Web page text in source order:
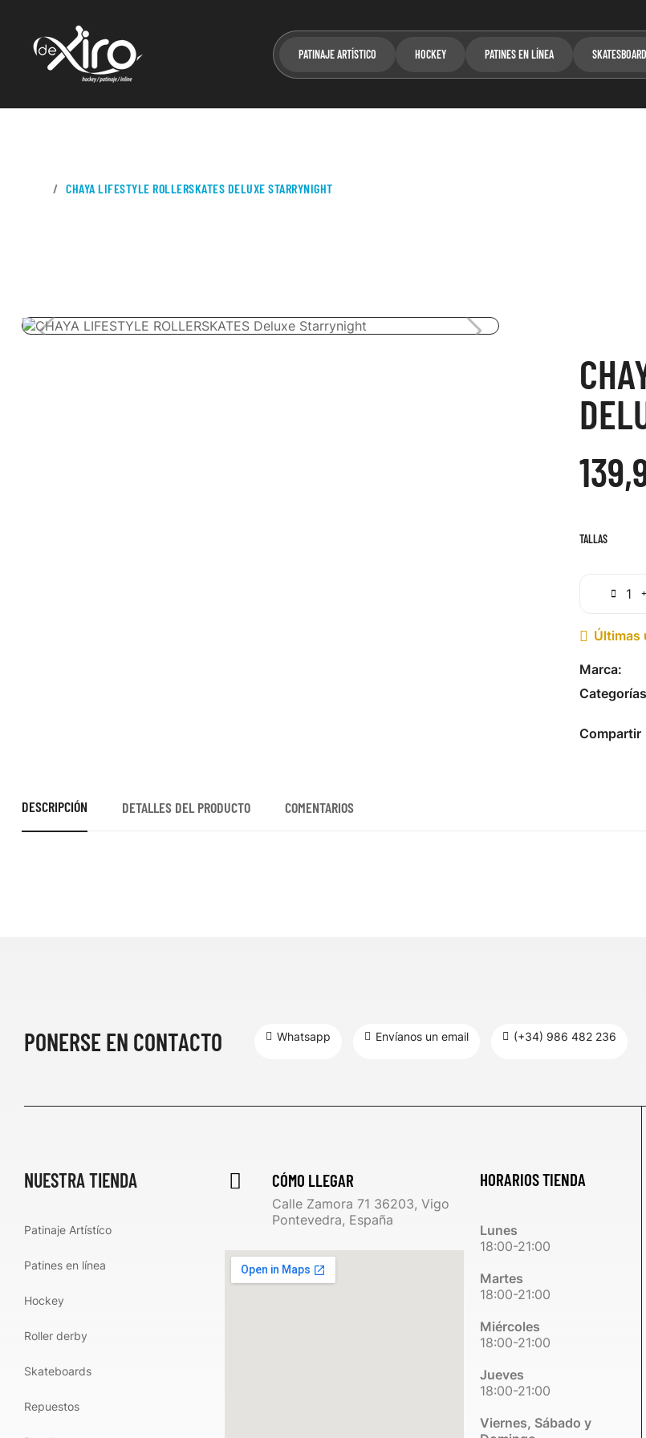
PATINAJE ARTÍSTICO HOCKEY PATINES EN LÍNEA
CHAYA LIFESTYLE ROLLERSKATES DELUXE STARRYNIGHT
TALLAS
 Últimas
Marca:
Compartir
DESCRIPCIÓN DETALLES DEL PRODUCTO COMENTARIOS
PONERSE EN CONTACTO Whatsapp Envíanos un email (+34) 986 482 236
NUESTRA TIENDA
Patinaje Artístíco
Patines en línea
Hockey
Roller derby
Skateboards
Repuestos
CÓMO LLEGAR
Calle Zamora 71 36203, Vigo
Pontevedra, España
HORARIOS TIENDA
Lunes
18:00-21:00
Martes
18:00-21:00
Miércoles
18:00-21:00
Jueves
18:00-21:00
Viernes, Sábado y